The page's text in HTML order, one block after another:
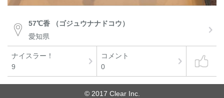
57℃香 （ゴジュウナナドコウ）
愛知県
ナイスラー！
9
コメント
0
© 2017 Clear Inc.